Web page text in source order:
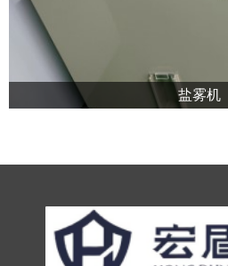
盐雾机